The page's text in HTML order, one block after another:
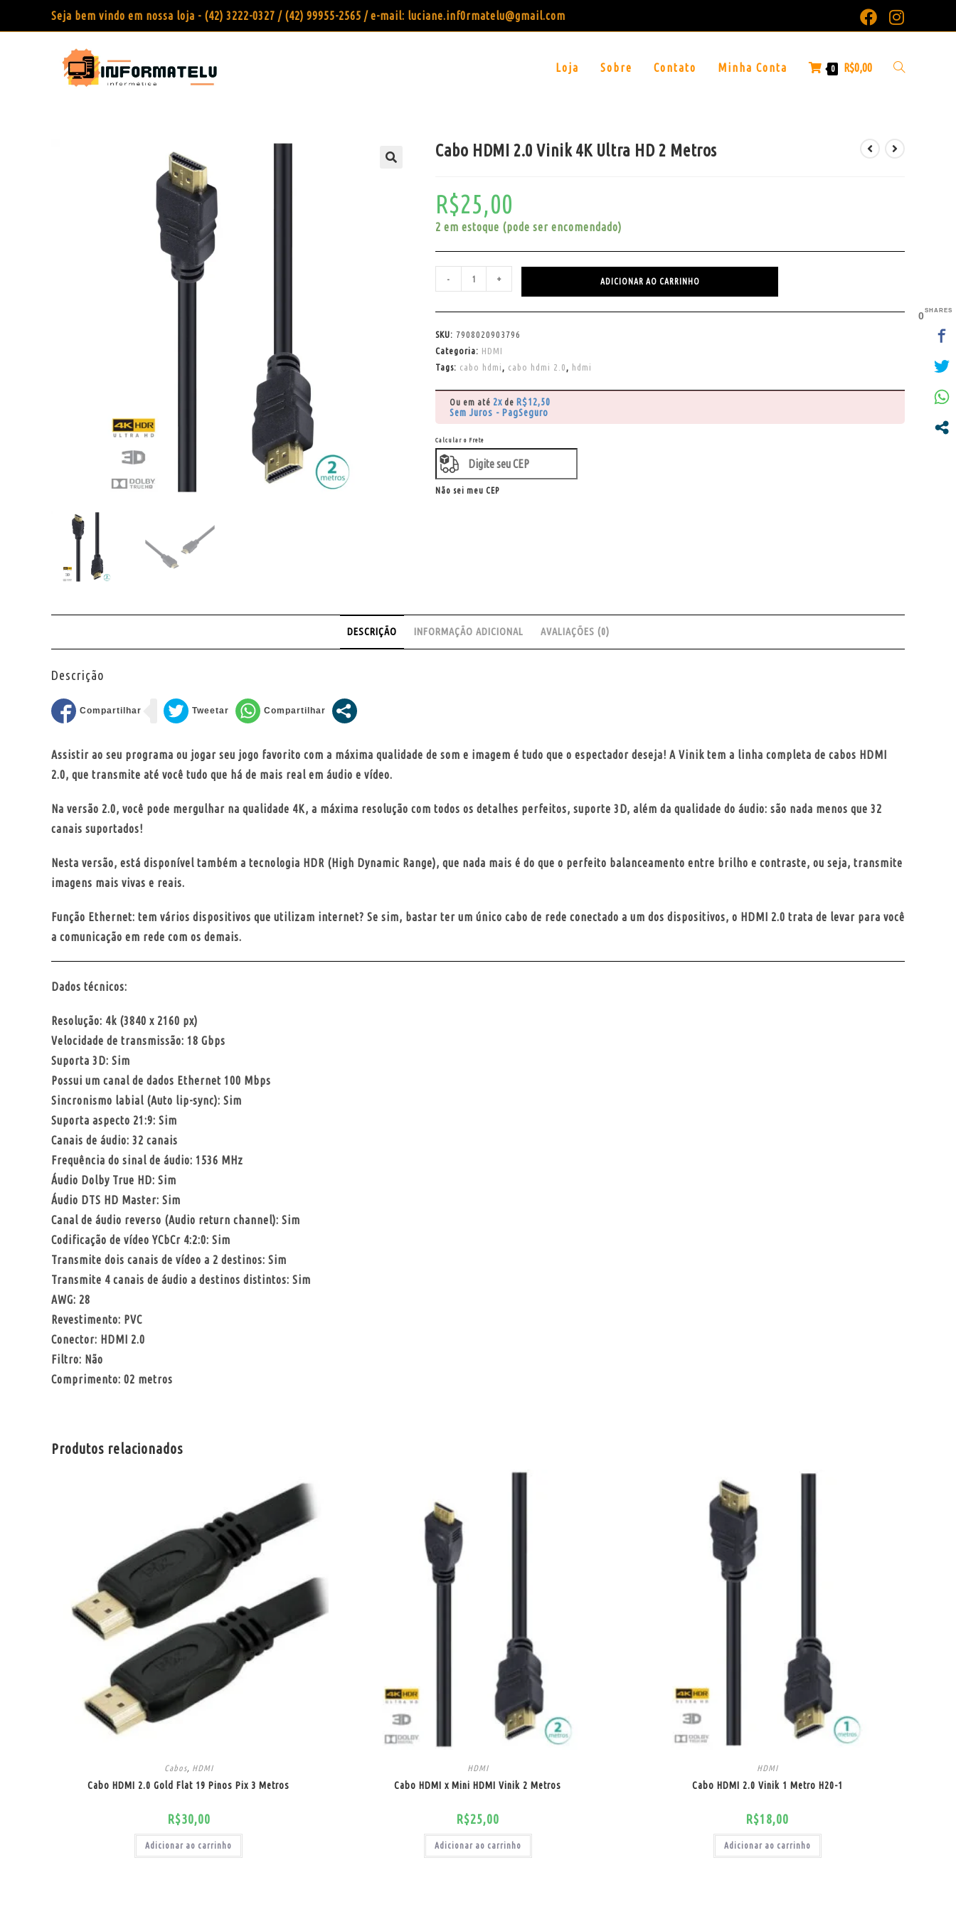
Seja bem vindo em nossa loja - (42) 3222-0327 / (42) 99955-2565 / e-mail: luciane.inf0rmatelu@gmail.com
Loja Sobre Contato Minha Conta 0 R$0,00
Cabo HDMI 2.0 Vinik 4K Ultra HD 2 Metros
R$25,00
2 em estoque (pode ser encomendado)
- + ADICIONAR AO CARRINHO
SKU: 7908020903796
Categoria: HDMI
Tags: cabo hdmi , cabo hdmi 2.0 , hdmi
Ou em até 2x de R$12,50
Sem Juros - PagSeguro
Calcular o Frete
Não sei meu CEP
DESCRIÇÃO INFORMAÇÃO ADICIONAL AVALIAÇÕES (0)
Descrição
Assistir ao seu programa ou jogar seu jogo favorito com a máxima qualidade de som e imagem é tudo que o espectador deseja! A Vinik tem a linha completa de cabos HDMI
2.0, que transmite até você tudo que há de mais real em áudio e vídeo.
Na versão 2.0, você pode mergulhar na qualidade 4K, a máxima resolução com todos os detalhes perfeitos, suporte 3D, além da qualidade do áudio: são nada menos que 32
canais suportados!
Nesta versão, está disponível também a tecnologia HDR (High Dynamic Range), que nada mais é do que o perfeito balanceamento entre brilho e contraste, ou seja, transmite
imagens mais vivas e reais.
Função Ethernet: tem vários dispositivos que utilizam internet? Se sim, bastar ter um único cabo de rede conectado a um dos dispositivos, o HDMI 2.0 trata de levar para você
a comunicação em rede com os demais.
Dados técnicos:
Resolução: 4k (3840 x 2160 px)
Velocidade de transmissão: 18 Gbps
Suporta 3D: Sim
Possui um canal de dados Ethernet 100 Mbps
Sincronismo labial (Auto lip-sync): Sim
Suporta aspecto 21:9: Sim
Canais de áudio: 32 canais
Frequência do sinal de áudio: 1536 MHz
Áudio Dolby True HD: Sim
Áudio DTS HD Master: Sim
Canal de áudio reverso (Audio return channel): Sim
Codificação de vídeo YCbCr 4:2:0: Sim
Transmite dois canais de vídeo a 2 destinos: Sim
Transmite 4 canais de áudio a destinos distintos: Sim
AWG: 28
Revestimento: PVC
Conector: HDMI 2.0
Filtro: Não
Comprimento: 02 metros
Produtos relacionados
Cabos, HDMI
Cabo HDMI 2.0 Gold Flat 19 Pinos Pix 3 Metros
R$30,00
Adicionar ao carrinho
HDMI
Cabo HDMI x Mini HDMI Vinik 2 Metros
R$25,00
Adicionar ao carrinho
HDMI
Cabo HDMI 2.0 Vinik 1 Metro H20-1
R$18,00
Adicionar ao carrinho
0SHARES